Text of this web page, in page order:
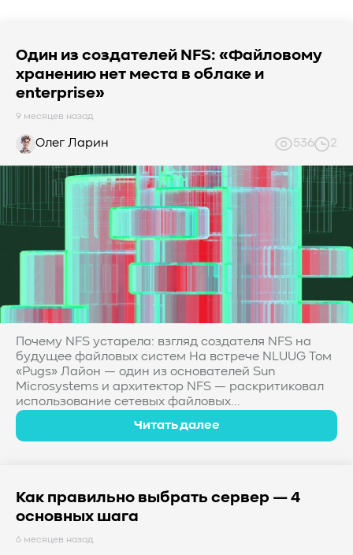
Один из создателей NFS: «Файловому
хранению нет места в облаке и
enterprise»
9 месяцев назад
Олег Ларин 536 2
Почему NFS устарела: взгляд создателя NFS на
будущее файловых систем На встрече NLUUG Том
«Pugs» Лайон — один из основателей Sun
Microsystems и архитектор NFS — раскритиковал
использование сетевых файловых...
Читать далее
Как правильно выбрать сервер — 4
основных шага
6 месяцев назад